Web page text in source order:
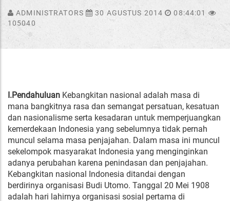
ADMINISTRATORS 30 AGUSTUS 2014
08:44:01
105040
I.Pendahuluan Kebangkitan nasional adalah masa di
mana bangkitnya rasa dan semangat persatuan, kesatuan
dan nasionalisme serta kesadaran untuk memperjuangkan
kemerdekaan Indonesia yang sebelumnya tidak pernah
muncul selama masa penjajahan. Dalam masa ini muncul
sekelompok masyarakat Indonesia yang menginginkan
adanya perubahan karena penindasan dan penjajahan.
Kebangkitan nasional Indonesia ditandai dengan
berdirinya organisasi Budi Utomo. Tanggal 20 Mei 1908
adalah hari lahirnya organisasi sosial pertama di